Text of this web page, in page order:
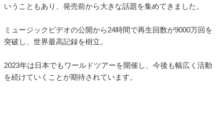
いうこともあり、発売前から大きな話題を集めてきました。
ミュージックビデオの公開から24時間で再生回数が9000万回を
突破し、世界最高記録を樹立。
2023年は日本でもワールドツアーを開催し、今後も幅広く活動
を続けていくことが期待されています。